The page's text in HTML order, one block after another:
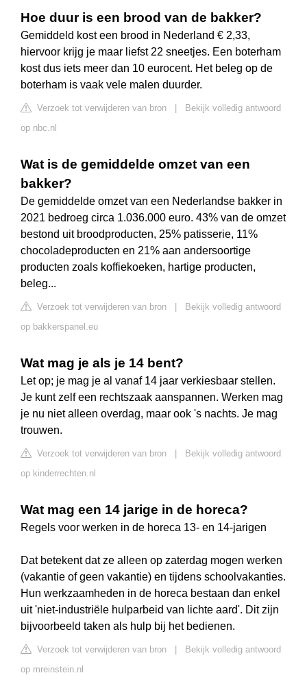
Hoe duur is een brood van de bakker?
Gemiddeld kost een brood in Nederland € 2,33,
hiervoor krijg je maar liefst 22 sneetjes. Een boterham
kost dus iets meer dan 10 eurocent. Het beleg op de
boterham is vaak vele malen duurder.
Verzoek tot verwijderen van bron
Bekijk volledig antwoord
op nbc.nl
Wat is de gemiddelde omzet van een
bakker?
De gemiddelde omzet van een Nederlandse bakker in
2021 bedroeg circa 1.036.000 euro. 43% van de omzet
bestond uit broodproducten, 25% patisserie, 11%
chocoladeproducten en 21% aan andersoortige
producten zoals koffiekoeken, hartige producten,
beleg...
Verzoek tot verwijderen van bron
Bekijk volledig antwoord
op bakkerspanel.eu
Wat mag je als je 14 bent?
Let op; je mag je al vanaf 14 jaar verkiesbaar stellen.
Je kunt zelf een rechtszaak aanspannen. Werken mag
je nu niet alleen overdag, maar ook 's nachts. Je mag
trouwen.
Verzoek tot verwijderen van bron
Bekijk volledig antwoord
op kinderrechten.nl
Wat mag een 14 jarige in de horeca?
Regels voor werken in de horeca 13- en 14-jarigen
Dat betekent dat ze alleen op zaterdag mogen werken
(vakantie of geen vakantie) en tijdens schoolvakanties.
Hun werkzaamheden in de horeca bestaan dan enkel
uit 'niet-industriële hulparbeid van lichte aard'. Dit zijn
bijvoorbeeld taken als hulp bij het bedienen.
Verzoek tot verwijderen van bron
Bekijk volledig antwoord
op mreinstein.nl